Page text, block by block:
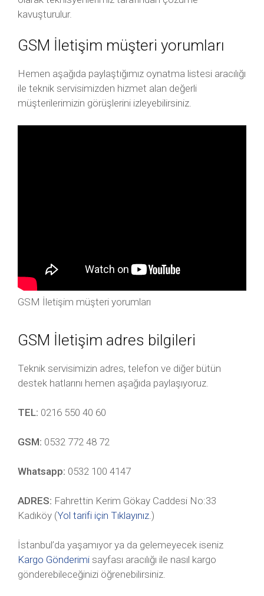
kavuşturulur.
GSM İletişim müşteri yorumları
Hemen aşağıda paylaştığımız oynatma listesi aracılığı
ile teknik servisimizden hizmet alan değerli
müşterilerimizin görüşlerini izleyebilirsiniz.
GSM İletişim müşteri yorumları
GSM İletişim adres bilgileri
Teknik servisimizin adres, telefon ve diğer bütün
destek hatlarını hemen aşağıda paylaşıyoruz.
TEL: 0216 550 40 60
GSM: 0532 772 48 72
Whatsapp: 0532 100 4147
ADRES: Fahrettin Kerim Gökay Caddesi No:33
Kadıköy (Yol tarifi için Tıklayınız.)
İstanbul’da yaşamıyor ya da gelemeyecek iseniz
Kargo Gönderimi sayfası aracılığı ile nasıl kargo
gönderebileceğinizi öğrenebilirsiniz.